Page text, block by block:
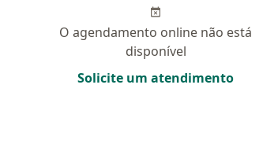
O agendamento online não está
disponível
Solicite um atendimento